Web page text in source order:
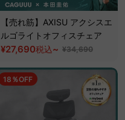
【売れ筋】AXISU アクシスエ
ルゴライトオフィスチェア
¥27,690税込~ ¥34,690
18％OFF